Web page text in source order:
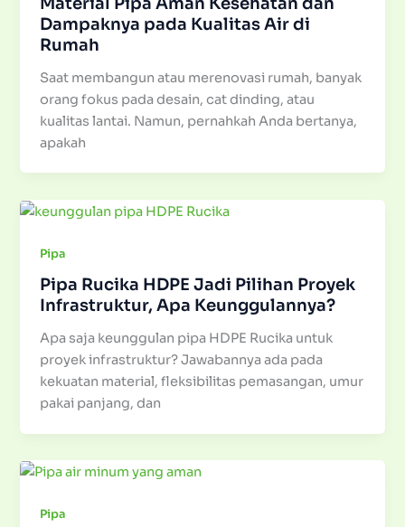
Dampaknya pada Kualitas Air di
Rumah
Saat membangun atau merenovasi rumah, banyak
orang fokus pada desain, cat dinding, atau
kualitas lantai. Namun, pernahkah Anda bertanya,
apakah
Pipa
Pipa Rucika HDPE Jadi Pilihan Proyek
Infrastruktur, Apa Keunggulannya?
Apa saja keunggulan pipa HDPE Rucika untuk
proyek infrastruktur? Jawabannya ada pada
kekuatan material, fleksibilitas pemasangan, umur
pakai panjang, dan
Pipa